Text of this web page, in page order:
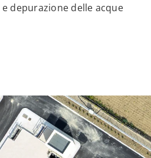
depurazione delle acque